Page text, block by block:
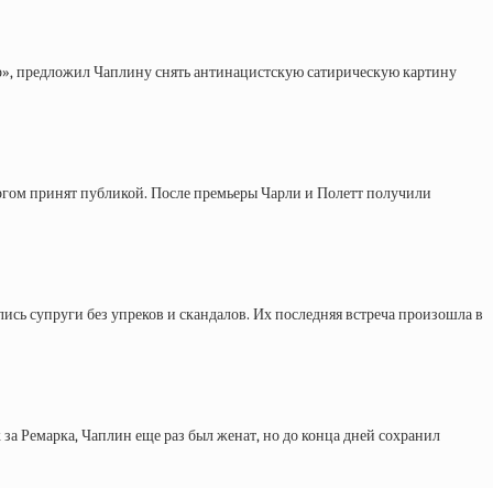
предложил Чаплину снять антинацистскую сатирическую картину
принят публикой. После премьеры Чарли и Полетт получили
супруги без упреков и скандалов. Их последняя встреча произошла в
Ремарка, Чаплин еще раз был женат, но до конца дней сохранил